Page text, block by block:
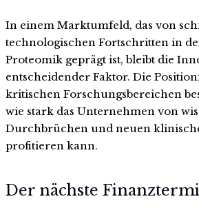
In einem Marktumfeld, das von
technologischen Fortschritten in
Proteomik geprägt ist, bleibt die
entscheidender Faktor. Die
kritischen Forschungsbereichen
wie stark das Unternehmen von
Durchbrüchen und neuen
profitieren kann.
Der nächste